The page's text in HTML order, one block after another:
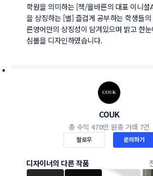
학원을 의미하는 [책/올바른의 대표 이니셜
을 상징하는 [별] 즐겁게 공부하는 학생들
른영어만의 상징성이 담겨있으며 밝고 한
심볼을 디자인하였습니다.
COUK
총 수익 470만 원총 거래 7건
팔로우 문의하기
디자이너의 다른 작품